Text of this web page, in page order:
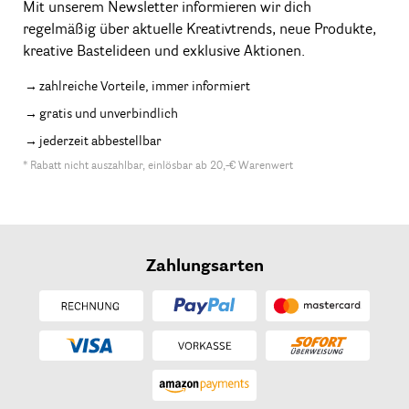
Mit unserem Newsletter informieren wir dich
regelmäßig über aktuelle Kreativtrends, neue Produkte,
kreative Bastelideen und exklusive Aktionen.
zahlreiche Vorteile, immer informiert
gratis und unverbindlich
jederzeit abbestellbar
* Rabatt nicht auszahlbar, einlösbar ab 20,-€ Warenwert
Zahlungsarten